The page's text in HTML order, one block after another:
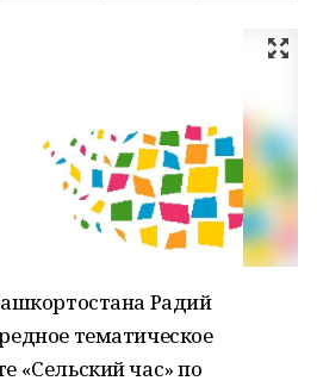
Радий
тематическое
«Сельский час» по